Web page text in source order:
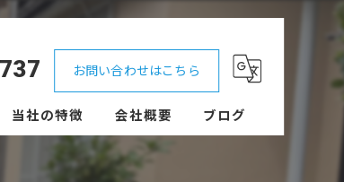
お問い合わせはこちら
当社の特徴
不用品回収
会社概要 ブログ